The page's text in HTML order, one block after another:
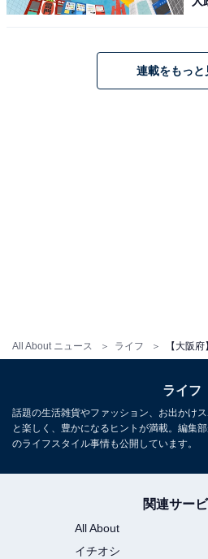
All About ニュース ライフ
連載をもっと
ライフ
話題の生活雑貨やファッション、お出かけ
と楽しく、豊かになるヒントが満載。編集
のライフスタイル事情も公開しています。
関連サー
All About
イチオシ